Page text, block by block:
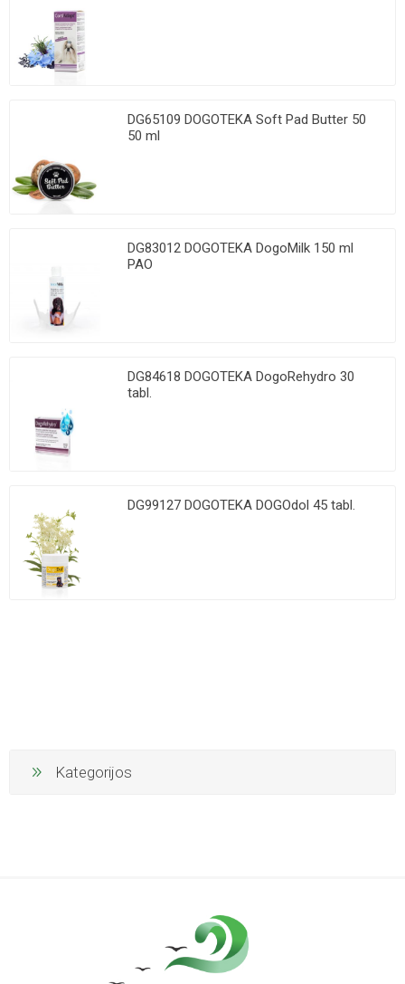
DG65109 DOGOTEKA Soft Pad Butter 50
50 ml
DG83012 DOGOTEKA DogoMilk 150 ml
PAO
DG84618 DOGOTEKA DogoRehydro 30
tabl.
DG99127 DOGOTEKA DOGOdol 45 tabl.
Kategorijos